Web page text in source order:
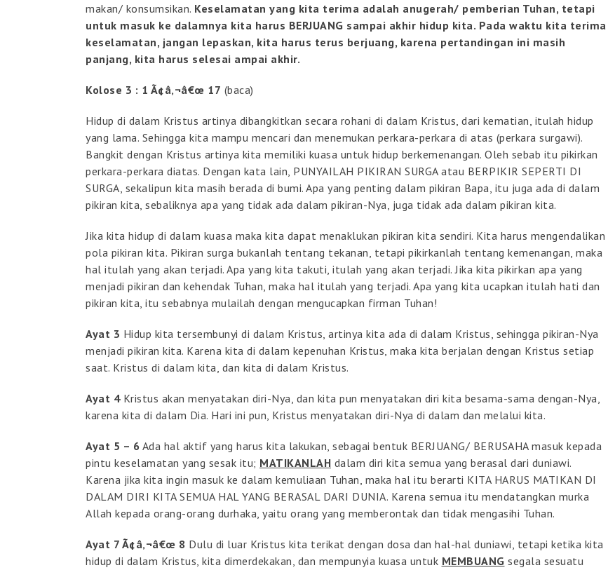
makan/ konsumsikan. Keselamatan yang kita terima adalah anugerah/ pemberian Tuhan, tetapi
untuk masuk ke dalamnya kita harus BERJUANG sampai akhir hidup kita. Pada waktu kita terima
keselamatan, jangan lepaskan, kita harus terus berjuang, karena pertandingan ini masih
panjang, kita harus selesai ampai akhir.
Kolose 3 : 1 Ã¢â‚¬â€œ 17 (baca)
Hidup di dalam Kristus artinya dibangkitkan secara rohani di dalam Kristus, dari kematian, itulah hidup
yang lama. Sehingga kita mampu mencari dan menemukan perkara-perkara di atas (perkara surgawi).
Bangkit dengan Kristus artinya kita memiliki kuasa untuk hidup berkemenangan. Oleh sebab itu pikirkan
perkara-perkara diatas. Dengan kata lain, PUNYAILAH PIKIRAN SURGA atau BERPIKIR SEPERTI DI
SURGA, sekalipun kita masih berada di bumi. Apa yang penting dalam pikiran Bapa, itu juga ada di dalam
pikiran kita, sebaliknya apa yang tidak ada dalam pikiran-Nya, juga tidak ada dalam pikiran kita.
Jika kita hidup di dalam kuasa maka kita dapat menaklukan pikiran kita sendiri. Kita harus mengendalikan
pola pikiran kita. Pikiran surga bukanlah tentang tekanan, tetapi pikirkanlah tentang kemenangan, maka
hal itulah yang akan terjadi. Apa yang kita takuti, itulah yang akan terjadi. Jika kita pikirkan apa yang
menjadi pikiran dan kehendak Tuhan, maka hal itulah yang terjadi. Apa yang kita ucapkan itulah hati dan
pikiran kita, itu sebabnya mulailah dengan mengucapkan firman Tuhan!
Ayat 3 Hidup kita tersembunyi di dalam Kristus, artinya kita ada di dalam Kristus, sehingga pikiran-Nya
menjadi pikiran kita. Karena kita di dalam kepenuhan Kristus, maka kita berjalan dengan Kristus setiap
saat. Kristus di dalam kita, dan kita di dalam Kristus.
Ayat 4Kristus akan menyatakan diri-Nya, dan kita pun menyatakan diri kita besama-sama dengan-Nya,
karena kita di dalam Dia. Hari ini pun, Kristus menyatakan diri-Nya di dalam dan melalui kita.
Ayat 5 – 6 Ada hal aktif yang harus kita lakukan, sebagai bentuk BERJUANG/ BERUSAHA masuk kepada
pintu keselamatan yang sesak itu; MATIKANLAH dalam diri kita semua yang berasal dari duniawi.
Karena jika kita ingin masuk ke dalam kemuliaan Tuhan, maka hal itu berarti KITA HARUS MATIKAN DI
DALAM DIRI KITA SEMUA HAL YANG BERASAL DARI DUNIA. Karena semua itu mendatangkan murka
Allah kepada orang-orang durhaka, yaitu orang yang memberontak dan tidak mengasihi Tuhan.
Ayat 7 Ã¢â‚¬â€œ 8 Dulu di luar Kristus kita terikat dengan dosa dan hal-hal duniawi, tetapi ketika kita
hidup di dalam Kristus, kita dimerdekakan, dan mempunyia kuasa untuk MEMBUANG segala sesuatu